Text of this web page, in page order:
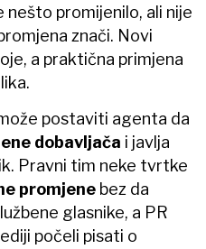
promijenilo, ali nije
znači. Novi
a praktična primjena
postaviti agenta da
dobavljača i javlja
Pravni tim neke tvrtke
promjene bez da
glasnike, a PR
počeli pisati o